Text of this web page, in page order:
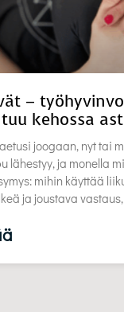
–
kehossa
joogaan, nyt tai
lähestyy, ja monella
mihin käyttää
ja joustava vastaus,